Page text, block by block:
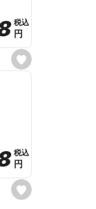
e
s
e
e
税込
税込
円
円
s
e
税込
税込
円
円